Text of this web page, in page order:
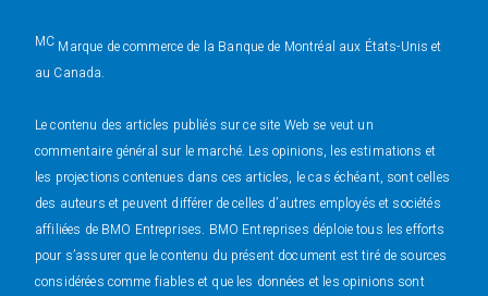
MC Marque de commerce de la Banque de Montréal aux États-Unis et
au Canada.
Le contenu des articles publiés sur ce site Web se veut un
commentaire général sur le marché. Les opinions, les estimations et
les projections contenues dans ces articles, le cas échéant, sont celles
des auteurs et peuvent différer de celles d’autres employés et sociétés
affiliées de BMO Entreprises. BMO Entreprises déploie tous les efforts
pour s’assurer que le contenu du présent document est tiré de sources
considérées comme fiables et que les données et les opinions sont